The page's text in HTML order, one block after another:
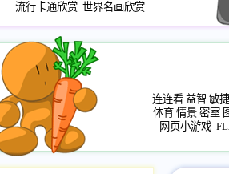
流行卡通欣赏 世界名画欣赏 ………
连连看 益智 敏捷
体育 情景 密室
网页小游戏